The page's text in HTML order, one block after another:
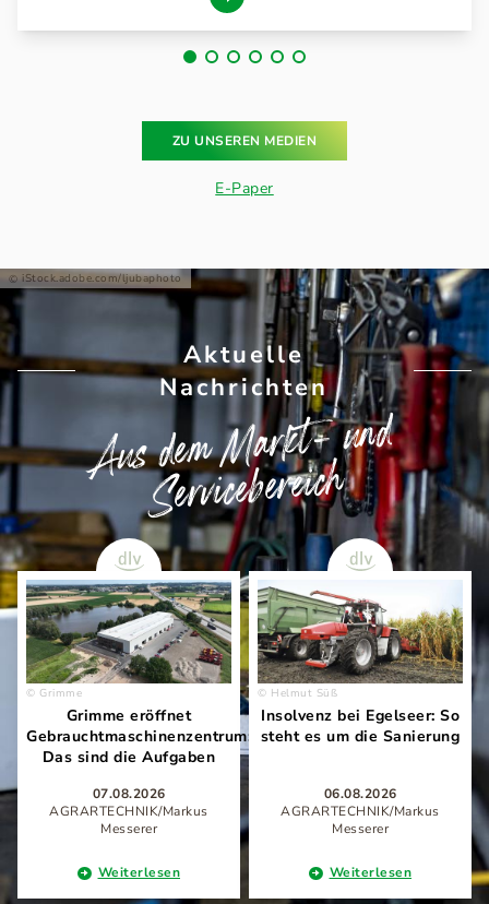
ZU UNSEREN MEDIEN
E-Paper
iStock.adobe.com/ljubaphoto
Aktuelle
Nachrichten
Aus dem
Markt- und
Servicebereich
Grimme
Grimme eröffnet
Gebrauchtmaschinenzentrum:
Das sind die Aufgaben
07.08.2026
AGRARTECHNIK/Markus
Messerer
Weiterlesen
Helmut Süß
Insolvenz bei Egelseer: So
steht es um die Sanierung
06.08.2026
AGRARTECHNIK/Markus
Messerer
Weiterlesen